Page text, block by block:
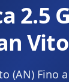
2.5
Vito
(AN) Fino